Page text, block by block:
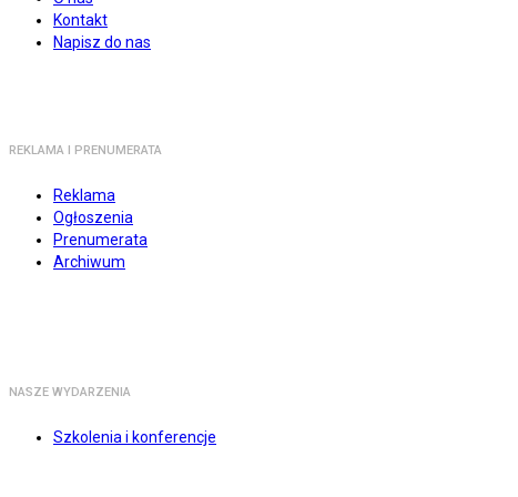
Kontakt
Napisz do nas
REKLAMA I PRENUMERATA
Reklama
Ogłoszenia
Prenumerata
Archiwum
NASZE WYDARZENIA
Szkolenia i konferencje